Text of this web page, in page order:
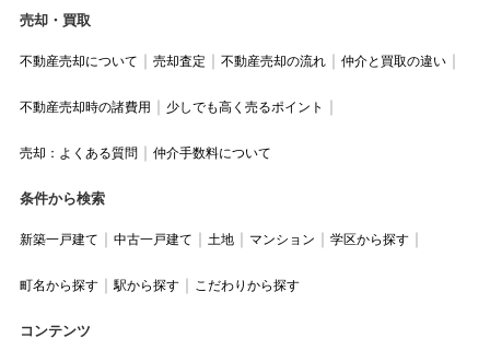
売却・買取
不動産売却について 売却査定 不動産売却の流れ 仲介と買取の違い
不動産売却時の諸費用 少しでも高く売るポイント
売却：よくある質問 仲介手数料について
条件から検索
新築一戸建て 中古一戸建て 土地 マンション 学区から探す
町名から探す 駅から探す こだわりから探す
コンテンツ